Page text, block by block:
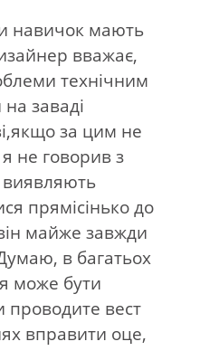
навичок мають
вважає,
технічним
заваді
за цим не
не говорив з
прямісінько до
майже завжди
в багатьох
може бути
проводите вест
вправити оце,